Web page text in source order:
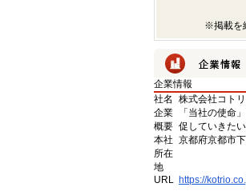
※掲載を
企業情報
社名
株式会社コト
企業
概要
「当社の使命
促していきた
本社
所在
地
京都府京都市
URL https://